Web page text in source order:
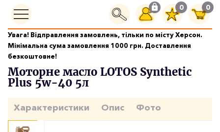
0 0
Увага! Відправлення замовлень, тільки по місту Херсон.
Мінімальна сума замовлення 1000 грн. Доставлення
безкоштовне!
Моторні масла
Моторне масло LOTOS Synthetic Plus 5w-40 5л
Моторне масло LOTOS Synthetic
Plus 5w-40 5л
Характеристики Опис Фото